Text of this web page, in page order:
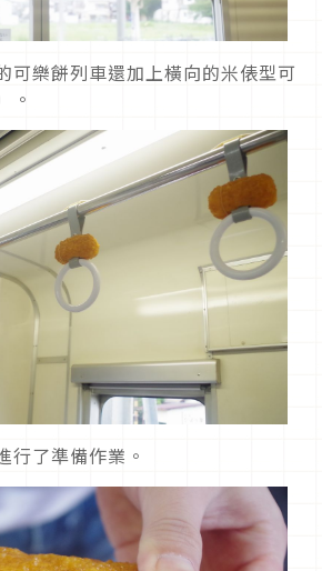
可樂餅列車還加上橫向的米俵型可
。
行了準備作業。